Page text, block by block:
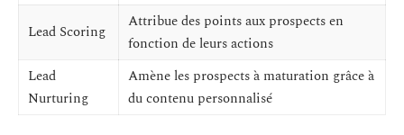
Lead Scoring
Attribue des points aux prospects en
fonction de leurs actions
Lead
Nurturing
Amène les prospects à maturation grâce à
du contenu personnalisé